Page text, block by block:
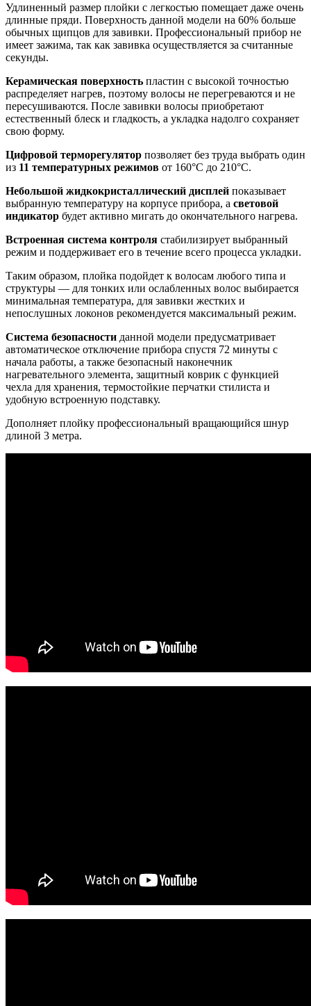
Удлиненный размер плойки с легкостью помещает даже очень
длинные пряди. Поверхность данной модели на 60% больше
обычных щипцов для завивки. Профессиональный прибор не
имеет зажима, так как завивка осуществляется за считанные
секунды.
Керамическая поверхность пластин с высокой точностью
распределяет нагрев, поэтому волосы не перегреваются и не
пересушиваются. После завивки волосы приобретают
естественный блеск и гладкость, а укладка надолго сохраняет
свою форму.
Цифровой терморегулятор позволяет без труда выбрать один
из 11 температурных режимов от 160°С до 210°С.
Небольшой жидкокристаллический дисплей показывает
выбранную температуру на корпусе прибора, а световой
индикатор будет активно мигать до окончательного нагрева.
Встроенная система контроля стабилизирует выбранный
режим и поддерживает его в течение всего процесса укладки.
Таким образом, плойка подойдет к волосам любого типа и
структуры — для тонких или ослабленных волос выбирается
минимальная температура, для завивки жестких и
непослушных локонов рекомендуется максимальный режим.
Система безопасности данной модели предусматривает
автоматическое отключение прибора спустя 72 минуты с
начала работы, а также безопасный наконечник
нагревательного элемента, защитный коврик с функцией
чехла для хранения, термостойкие перчатки стилиста и
удобную встроенную подставку.
Дополняет плойку профессиональный вращающийся шнур
длиной 3 метра.